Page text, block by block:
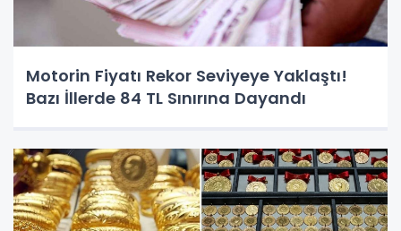
Motorin Fiyatı Rekor Seviyeye Yaklaştı!
Bazı İllerde 84 TL Sınırına Dayandı